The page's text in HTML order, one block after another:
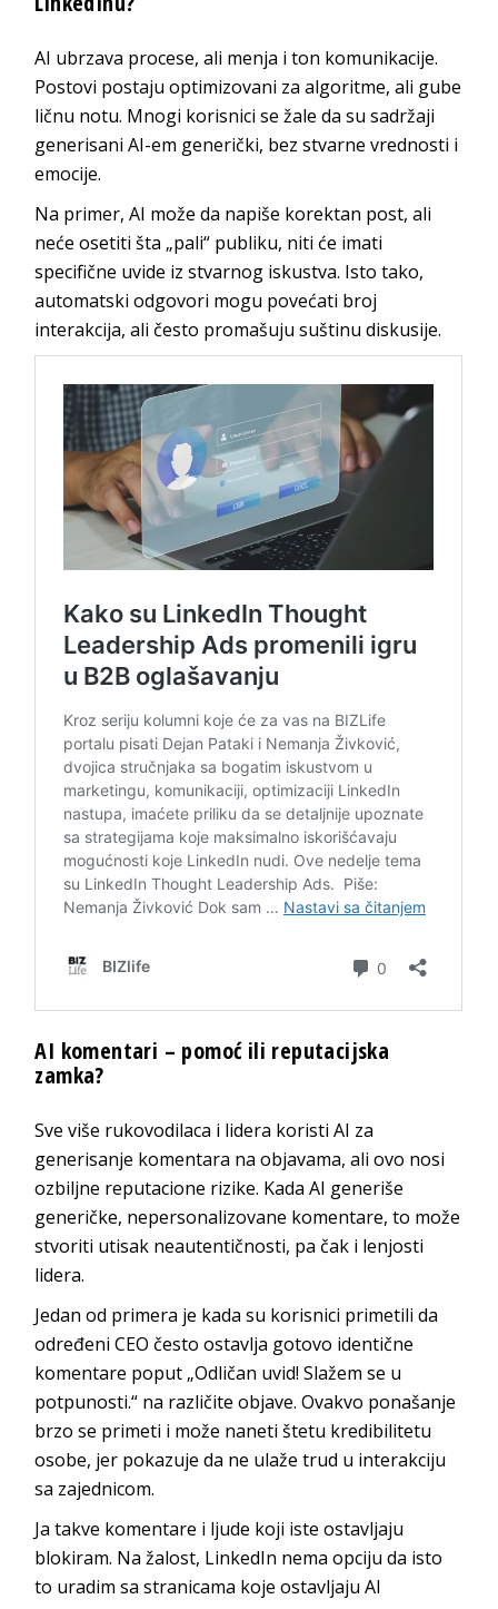
AI ubrzava procese, ali menja i ton komunikacije.
Postovi postaju optimizovani za algoritme, ali gube
ličnu notu. Mnogi korisnici se žale da su sadržaji
generisani AI-em generički, bez stvarne vrednosti i
emocije.
Na primer, AI može da napiše korektan post, ali
neće osetiti šta „pali“ publiku, niti će imati
specifične uvide iz stvarnog iskustva. Isto tako,
automatski odgovori mogu povećati broj
interakcija, ali često promašuju suštinu diskusije.
AI komentari – pomoć ili reputacijska
zamka?
Sve više rukovodilaca i lidera koristi AI za
generisanje komentara na objavama, ali ovo nosi
ozbiljne reputacione rizike. Kada AI generiše
generičke, nepersonalizovane komentare, to može
stvoriti utisak neautentičnosti, pa čak i lenjosti
lidera.
Jedan od primera je kada su korisnici primetili da
određeni CEO često ostavlja gotovo identične
komentare poput „Odličan uvid! Slažem se u
potpunosti.“ na različite objave. Ovakvo ponašanje
brzo se primeti i može naneti štetu kredibilitetu
osobe, jer pokazuje da ne ulaže trud u interakciju
sa zajednicom.
Ja takve komentare i ljude koji iste ostavljaju
blokiram. Na žalost, LinkedIn nema opciju da isto
to uradim sa stranicama koje ostavljaju AI